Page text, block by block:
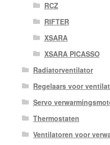
RCZ
RIFTER
XSARA
XSARA PICASSO
Radiatorventilator
Regelaars voor
Servo
Thermostaten
Ventilatoren voor